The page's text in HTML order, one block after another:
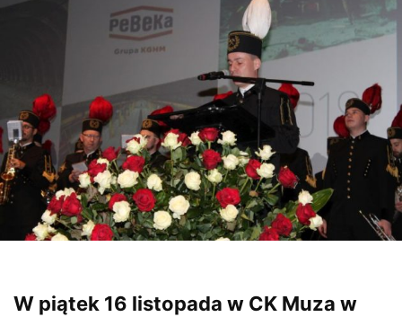
W piątek 16 listopada w CK Muza w